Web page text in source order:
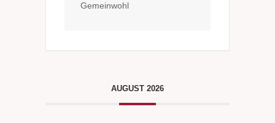
Gemeinwohl
AUGUST 2026